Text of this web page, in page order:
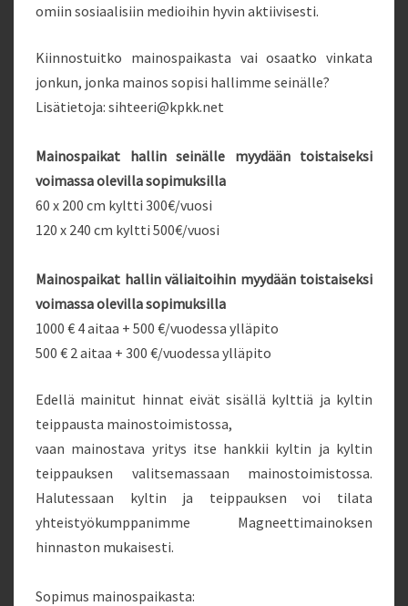
omiin sosiaalisiin medioihin hyvin aktiivisesti.
Kiinnostuitko mainospaikasta vai osaatko vinkata
jonkun, jonka mainos sopisi hallimme seinälle?
Lisätietoja: sihteeri@kpkk.net
Mainospaikat hallin seinälle myydään toistaiseksi
voimassa olevilla sopimuksilla
60 x 200 cm kyltti 300€/vuosi
120 x 240 cm kyltti 500€/vuosi
Mainospaikat hallin väliaitoihin myydään toistaiseksi
voimassa olevilla sopimuksilla
1000 € 4 aitaa + 500 €/vuodessa ylläpito
500 € 2 aitaa + 300 €/vuodessa ylläpito
Edellä mainitut hinnat eivät sisällä kylttiä ja kyltin
teippausta mainostoimistossa,
vaan mainostava yritys itse hankkii kyltin ja kyltin
teippauksen valitsemassaan mainostoimistossa.
Halutessaan kyltin ja teippauksen voi tilata
yhteistyökumppanimme Magneettimainoksen
hinnaston mukaisesti.
Sopimus mainospaikasta: